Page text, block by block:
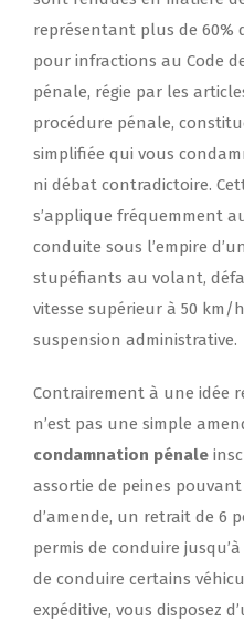
représentant plus de 60%
pour infractions au Code
pénale, régie par les
procédure pénale,
simplifiée qui vous
ni débat contradictoire.
s’applique fréquemment
conduite sous l’empire
stupéfiants au volant,
vitesse supérieur à 50
suspension administrative.
Contrairement à une idée
n’est pas une simple
condamnation pénale
assortie de peines
d’amende, un retrait de 6
permis de conduire
de conduire certains
expéditive, vous disposez